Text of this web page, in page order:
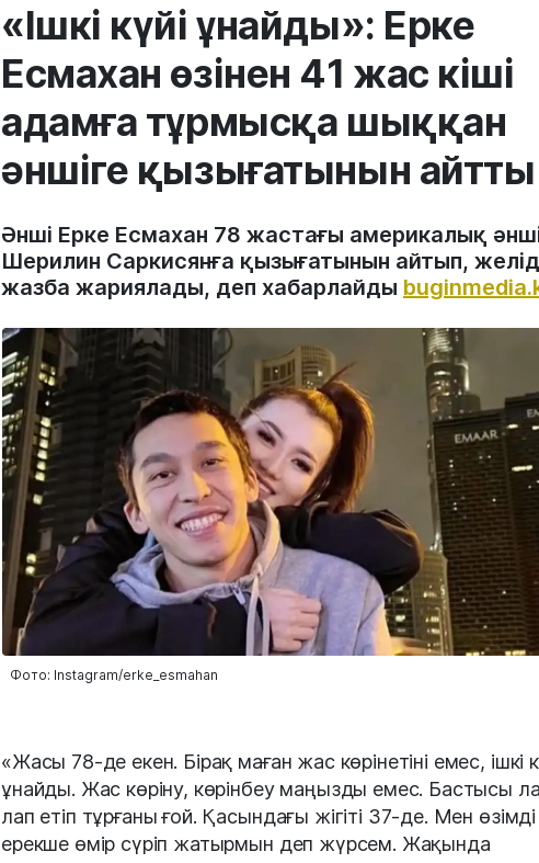
«Ішкі күйі ұнайды»: Ерке
Есмахан өзінен 41 жас кіші
адамға тұрмысқа шыққан
әншіге қызығатынын айтты
Әнші Ерке Есмахан 78 жастағы америкалық
Шерилин Саркисянға қызығатынын айтып,
жазба жариялады, деп хабарлайды
Фото: Instagram/erke_esmahan
«Жасы 78-де екен. Бірақ маған жас көрінетіні емес, ішкі
ұнайды. Жас көріну, көрінбеу маңызды емес. Бастысы
лап етіп тұрғаны ғой. Қасындағы жігіті 37-де. Мен өзімді
ерекше өмір сүріп жатырмын деп жүрсем. Жақында